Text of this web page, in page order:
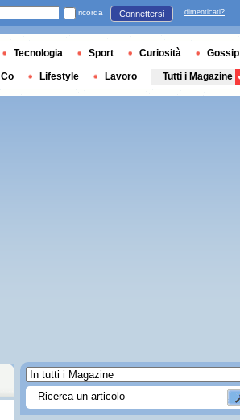
ricorda Connettersi dimenticati?
Tecnologia Sport Curiosità Gossip
Lifestyle Lavoro Tutti i Magazine